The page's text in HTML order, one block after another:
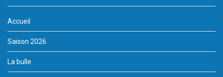
Accueil
Saison 2026
La bulle